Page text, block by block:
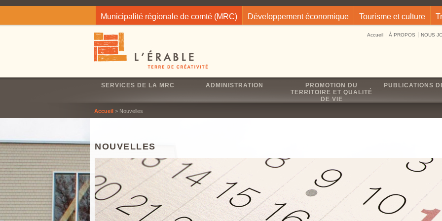
Municipalité régionale de comté (MRC) Développement économique Tourisme et culture
Accueil À PROPOS NOUS
SERVICES DE LA MRC ADMINISTRATION
PROMOTION DU
TERRITOIRE ET QUALITÉ
DE VIE
PUBLICATIONS
Accueil> Nouvelles
NOUVELLES